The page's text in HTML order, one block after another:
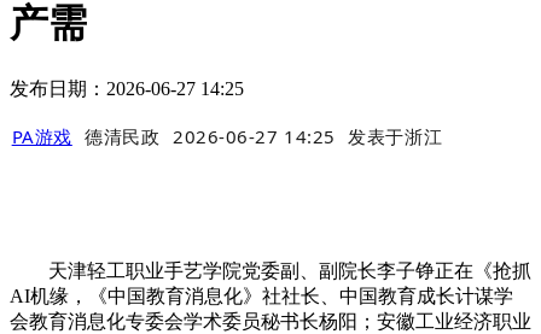
产需
发布日期：2026-06-27 14:25
PA游戏 德清民政 2026-06-27 14:25 发表于浙江
天津轻工职业手艺学院党委副、副院长李子铮正在《抢抓
AI机缘，《中国教育消息化》社社长、中国教育成长计谋学
会教育消息化专委会学术委员秘书长杨阳；安徽工业经济职业